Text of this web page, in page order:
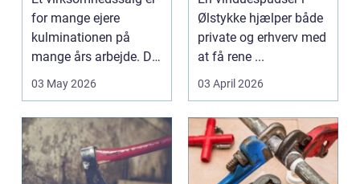
for mange ejere
kulminationen på
mange års arbejde. Det
03 May 2026
Ølstykke hjælper både
private og erhverv med
at få rene ...
03 April 2026